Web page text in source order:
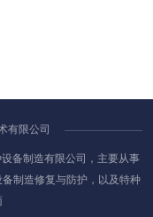
有限公司
备制造有限公司，主要从事
制造修复与防护，以及特种